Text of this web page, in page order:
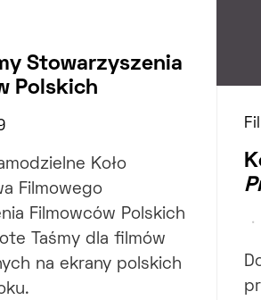
Stowarzyszenia
Polskich
Koło
Filmowego
Filmowców Polskich
Taśmy dla filmów
na ekrany polskich